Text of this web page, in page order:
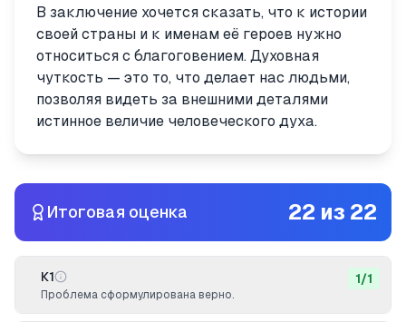
В заключение хочется сказать, что к истории
своей страны и к именам её героев нужно
относиться с благоговением. Духовная
чуткость — это то, что делает нас людьми,
позволяя видеть за внешними деталями
истинное величие человеческого духа.
Итоговая оценка 22 из 22
К1
Проблема сформулирована верно.
1/1